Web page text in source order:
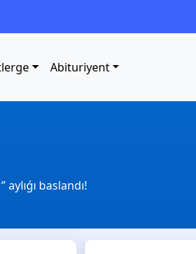
Abituriyent
baslandı!